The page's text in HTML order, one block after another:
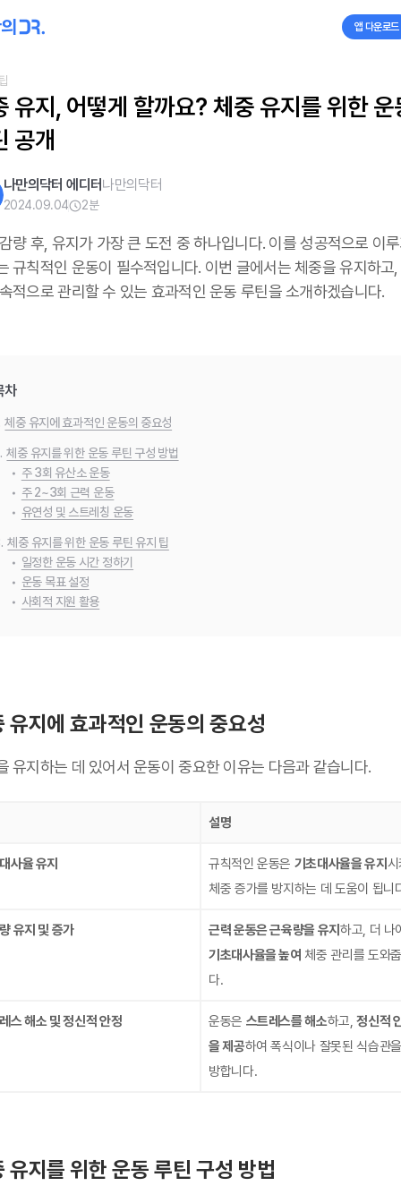
앱 다운로드
유지, 어떻게 할까요? 체중 유지를 위한 운
공개
나만의닥터 에디터나만의닥터
2024.09.04 2분
량 후, 유지가 가장 큰 도전 중 하나입니다. 이를 성공적으로 이루
규칙적인 운동이 필수적입니다. 이번 글에서는 체중을 유지하고
적으로 관리할 수 있는 효과적인 운동 루틴을 소개하겠습니다.
차
체중 유지에 효과적인 운동의 중요성
체중 유지를 위한 운동 루틴 구성 방법
• 주 3회 유산소 운동
• 주 2~3회 근력 운동
• 유연성 및 스트레칭 운동
체중 유지를 위한 운동 루틴 유지 팁
• 일정한 운동 시간 정하기
• 운동 목표 설정
• 사회적 지원 활용
유지에 효과적인 운동의 중요성
유지하는 데 있어서 운동이 중요한 이유는 다음과 같습니다.
설명
사율 유지 규칙적인 운동은 기초대사율을 유지
체중 증가를 방지하는 데 도움이 됩니
유지 및 증가 근력 운동은 근육량을 유지 하고, 더 나
기초대사율을 높여 체중 관리를 도와
다.
스 해소 및 정신적 안정 운동은 스트레스를 해소하고,정신적
을 제공하여 폭식이나 잘못된 식습관
방합니다.
유지를 위한 운동 루틴 구성 방법